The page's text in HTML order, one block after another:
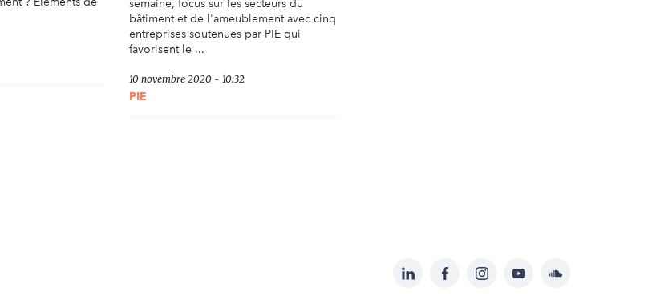
semaine, focus sur les secteurs du
bâtiment et de l'ameublement avec cinq
entreprises soutenues par PIE qui
favorisent le ...
10 novembre 2020 - 10:32
PIE
Suivez-
LinkedInFacebookInstagramYouTubeSoundcloud